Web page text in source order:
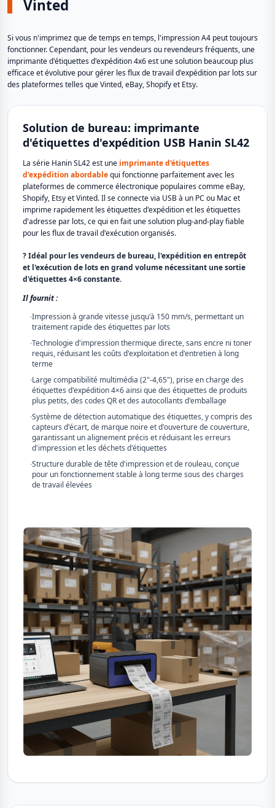
Vinted
Si vous n'imprimez que de temps en temps, l'impression A4 peut toujours
fonctionner. Cependant, pour les vendeurs ou revendeurs fréquents, une
imprimante d'étiquettes d'expédition 4x6 est une solution beaucoup plus
efficace et évolutive pour gérer les flux de travail d'expédition par lots sur
des plateformes telles que Vinted, eBay, Shopify et Etsy.
Solution de bureau: imprimante
d'étiquettes d'expédition USB Hanin SL42
La série Hanin SL42 est une imprimante d'étiquettes
d'expédition abordablequi fonctionne parfaitement avec les
plateformes de commerce électronique populaires comme eBay,
Shopify, Etsy et Vinted. Il se connecte via USB à un PC ou Mac et
imprime rapidement les étiquettes d'expédition et les étiquettes
d'adresse par lots, ce qui en fait une solution plug-and-play fiable
pour les flux de travail d'exécution organisés.
? Idéal pour les vendeurs de bureau, l'expédition en entrepôt
et l'exécution de lots en grand volume nécessitant une sortie
d'étiquettes 4×6 constante.
Il fournit :
·Impression à grande vitesse jusqu'à 150 mm/s, permettant un
traitement rapide des étiquettes par lots
·Technologie d'impression thermique directe, sans encre ni toner
requis, réduisant les coûts d'exploitation et d'entretien à long
terme
·Large compatibilité multimédia (2"-4,65"), prise en charge des
étiquettes d'expédition 4×6 ainsi que des étiquettes de produits
plus petits, des codes QR et des autocollants d'emballage
·Système de détection automatique des étiquettes, y compris des
capteurs d'écart, de marque noire et d'ouverture de couverture,
garantissant un alignement précis et réduisant les erreurs
d'impression et les déchets d'étiquettes
·Structure durable de tête d'impression et de rouleau, conçue
pour un fonctionnement stable à long terme sous des charges
de travail élevées